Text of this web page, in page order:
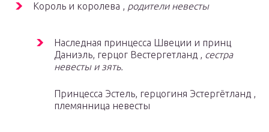
Король и королева , родители невесты
Наследная принцесса Швеции и принц
Даниэль, герцог Вестергетланд , сестра
невесты и зять.
Принцесса Эстель, герцогиня Эстергётланд ,
племянница невесты